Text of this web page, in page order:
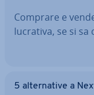
Comprare e
lucrativa, se si
5 al­ter­na­ti­ve a